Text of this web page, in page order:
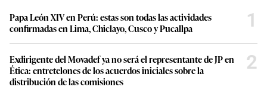
Papa León XIV en Perú: estas son todas las actividades
confirmadas en Lima, Chiclayo, Cusco y Pucallpa
1
Exdirigente del Movadef ya no será el representante de JP en
Ética: entretelones de los acuerdos iniciales sobre la
distribución de las comisiones
2